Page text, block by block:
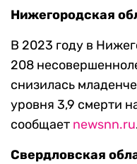
Нижегородская
В 2023 году в
208
снизилась
уровня 3,9 смерти
сообщает newsnn.ru
Свердловская